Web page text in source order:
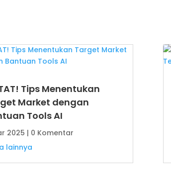
Tips Menentukan
Market dengan
Tools AI
2025 | 0 Komentar
lainnya